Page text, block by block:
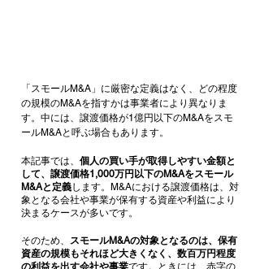
「スモールM&A」に厳密な定義はなく、どの程度
の規模のM&Aを指すかは事業者により異なりま
す。中には、譲渡価格が1億円以下のM&Aをスモ
ールM&Aと呼ぶ場合もあります。
本記事では、 個人の買い手が取得しやすい金額と
して、譲渡価格1,000万円以下のM&Aをスモール
M&Aと定義します。M&Aにおける譲渡価格は、対
象となる会社や事業が保有する資産や利益により
決まるケースが多いです。
そのため、
スモールM&Aの対象となるのは、保有
資産の規模もそれほど大きくなく、数百万円程度
の利益を出す会社や事業です。ときには、赤字の